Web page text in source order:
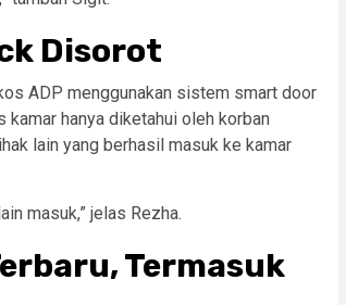
Disorot
ADP menggunakan sistem smart door
hanya diketahui oleh korban
lain yang berhasil masuk ke kamar
masuk,” jelas Rezha.
Termasuk